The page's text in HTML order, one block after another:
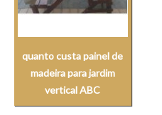
quanto custa painel de
madeira para jardim
vertical ABC